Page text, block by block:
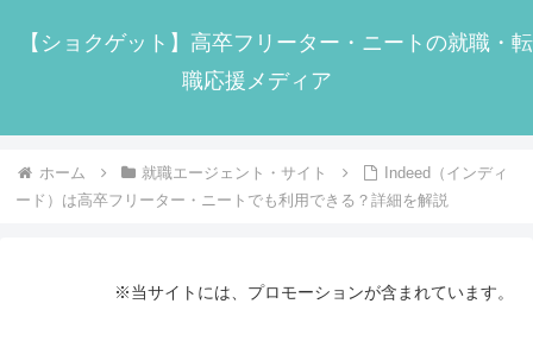
【ショクゲット】高卒フリーター・ニートの就職・転
職応援メディア
ホーム 就職エージェント・サイト
Indeed（インディ
ード）は高卒フリーター・ニートでも利用できる？詳細を解説
※当サイトには、プロモーションが含まれています。